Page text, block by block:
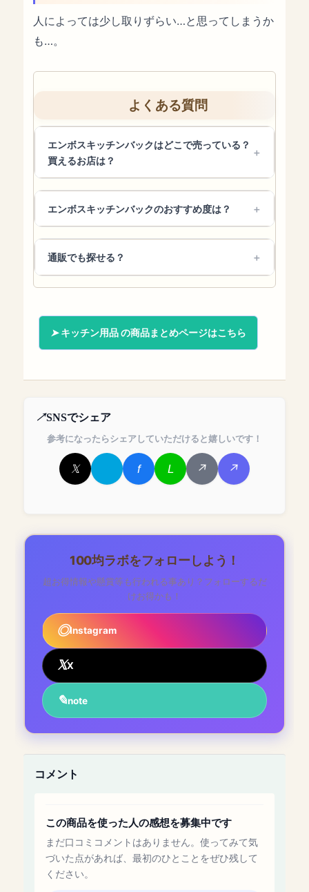
人によっては少し取りずらい…と思ってしまうか
も…。
よくある質問
エンボスキッチンバックはどこで売っている？
買えるお店は？
エンボスキッチンバックのおすすめ度は？
通販でも探せる？
キッチン用品 の商品まとめページはこちら
SNSでシェア
参考になったらシェアしていただけると嬉しいです！
100均ラボをフォローしよう！
超お得情報や懸賞等も行われる事あり？フォローするだ
けお得かも！
Instagram
X
note
コメント
この商品を使った人の感想を募集中です
まだ口コミコメントはありません。使ってみて気
づいた点があれば、最初のひとことをぜひ残して
ください。